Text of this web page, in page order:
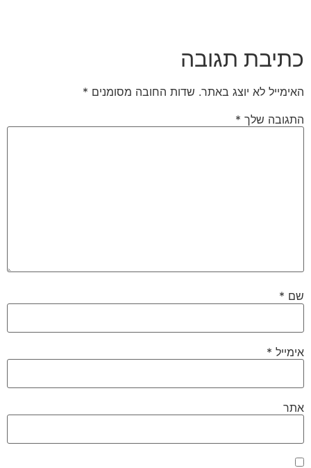
תגובה
לא יוצג באתר. שדות החובה מסומנים*
שלך*
*
*